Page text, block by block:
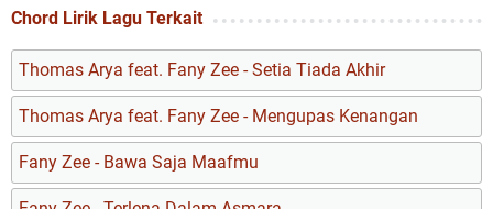
Chord Lirik Lagu Terkait
Thomas Arya feat. Fany Zee - Setia Tiada Akhir
Thomas Arya feat. Fany Zee - Mengupas Kenangan
Fany Zee - Bawa Saja Maafmu